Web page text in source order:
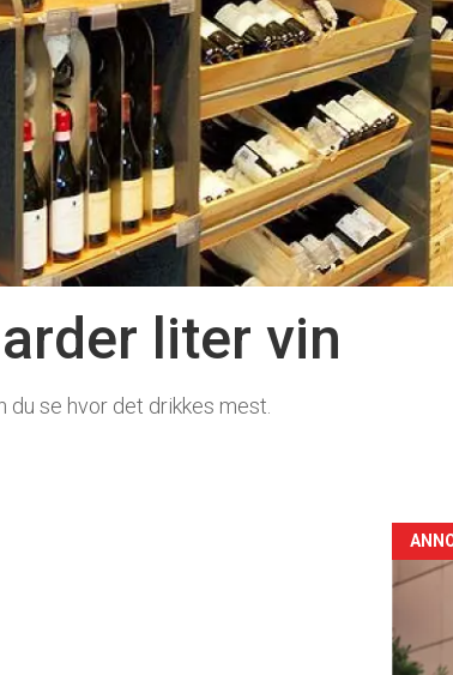
liter vin
du se hvor det drikkes mest.